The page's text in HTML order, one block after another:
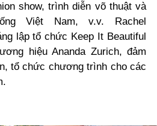
show, trình diễn võ thuật và
Việt Nam, v.v. Rachel
lập tổ chức Keep It Beautiful
hiệu Ananda Zurich, đảm
tổ chức chương trình cho các